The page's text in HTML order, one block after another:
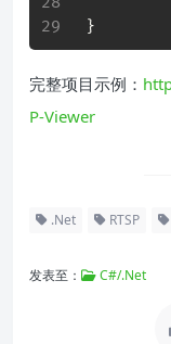
}
完整项目示例：
P-Viewer
.Net RTSP
发表至： C#/.Net